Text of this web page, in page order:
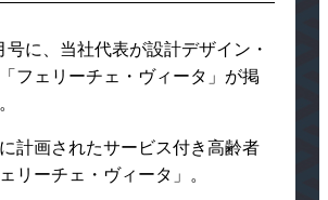
に、当社代表が設計デザイン・
フェリーチェ・ヴィータ」が掲
計画されたサービス付き高齢者
リーチェ・ヴィータ」。